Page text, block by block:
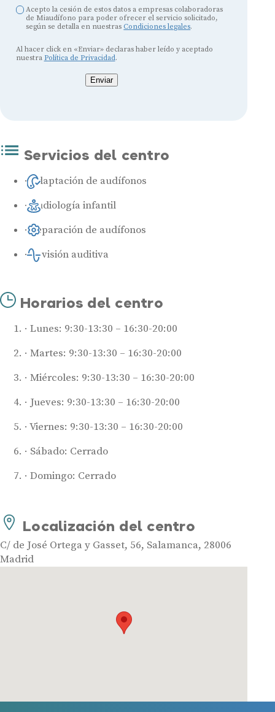
Acepto la cesión de estos datos a empresas colaboradoras
de Miaudífono para poder ofrecer el servicio solicitado,
según se detalla en nuestras Condiciones legales.
Al hacer click en «Enviar» declaras haber leído y aceptado
nuestra Política de Privacidad.
Enviar
Servicios del centro
Adaptación de audífonos
Audiología infantil
Reparación de audífonos
Revisión auditiva
Horarios del centro
Lunes: 9:30-13:30 – 16:30-20:00
Martes: 9:30-13:30 – 16:30-20:00
Miércoles: 9:30-13:30 – 16:30-20:00
Jueves: 9:30-13:30 – 16:30-20:00
Viernes: 9:30-13:30 – 16:30-20:00
Sábado: Cerrado
Domingo: Cerrado
Localización del centro
C/ de José Ortega y Gasset, 56, Salamanca, 28006
Madrid
Mejores marcas de audífonos
Audífonos invisibles
Audífonos bluetooth
Audífonos inteligentes
Gafas auditivas
Centros Auditivos